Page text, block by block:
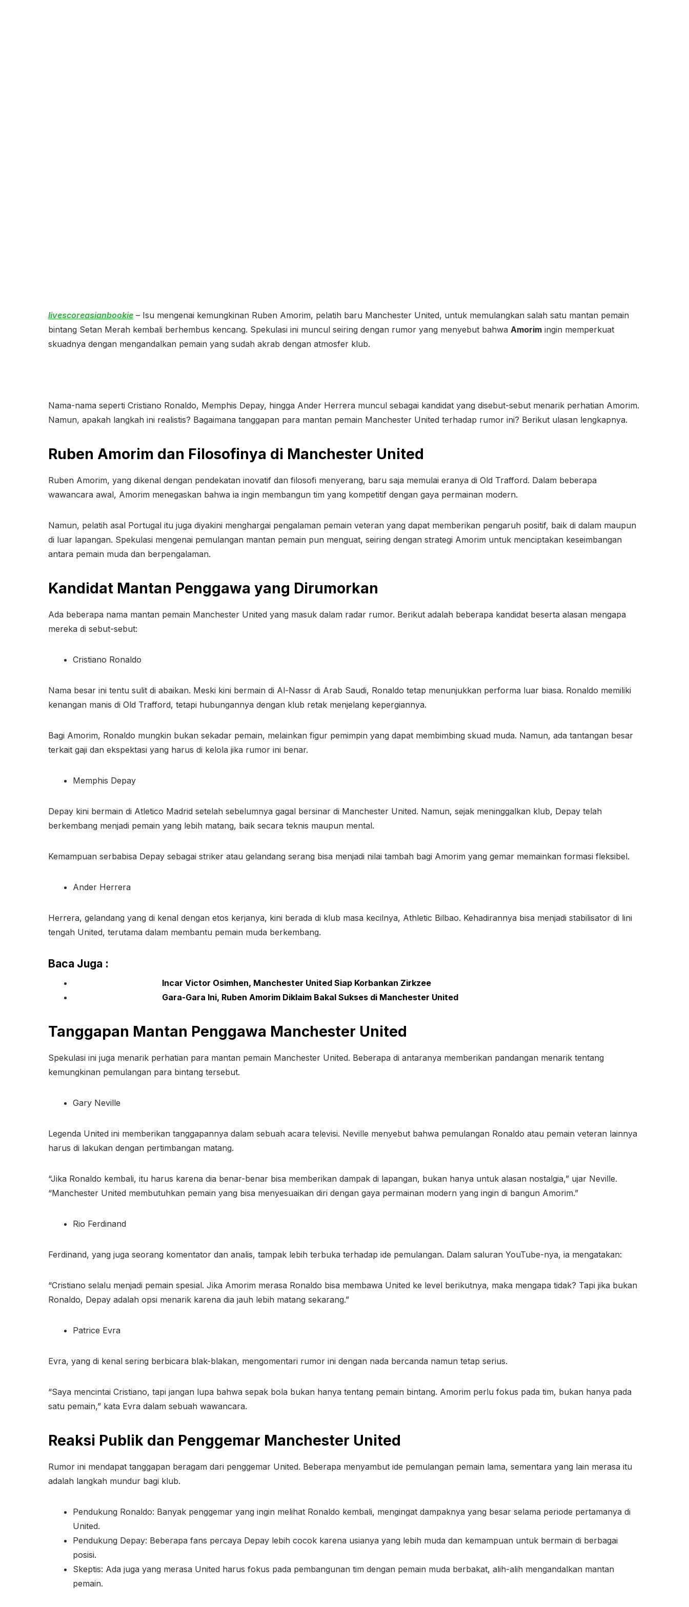
livescoreasianbookie – Isu mengenai kemungkinan Ruben Amorim, pelatih baru Manchester United, untuk memulangkan salah satu mantan pemain
bintang Setan Merah kembali berhembus kencang. Spekulasi ini muncul seiring dengan rumor yang menyebut bahwa Amorim ingin memperkuat
skuadnya dengan mengandalkan pemain yang sudah akrab dengan atmosfer klub.
Nama-nama seperti Cristiano Ronaldo, Memphis Depay, hingga Ander Herrera muncul sebagai kandidat yang disebut-sebut menarik perhatian Amorim.
Namun, apakah langkah ini realistis? Bagaimana tanggapan para mantan pemain Manchester United terhadap rumor ini? Berikut ulasan lengkapnya.
Ruben Amorim dan Filosofinya di Manchester United
Ruben Amorim, yang dikenal dengan pendekatan inovatif dan filosofi menyerang, baru saja memulai eranya di Old Trafford. Dalam beberapa
wawancara awal, Amorim menegaskan bahwa ia ingin membangun tim yang kompetitif dengan gaya permainan modern.
Namun, pelatih asal Portugal itu juga diyakini menghargai pengalaman pemain veteran yang dapat memberikan pengaruh positif, baik di dalam maupun
di luar lapangan. Spekulasi mengenai pemulangan mantan pemain pun menguat, seiring dengan strategi Amorim untuk menciptakan keseimbangan
antara pemain muda dan berpengalaman.
Kandidat Mantan Penggawa yang Dirumorkan
Ada beberapa nama mantan pemain Manchester United yang masuk dalam radar rumor. Berikut adalah beberapa kandidat beserta alasan mengapa
mereka di sebut-sebut:
Cristiano Ronaldo
Nama besar ini tentu sulit di abaikan. Meski kini bermain di Al-Nassr di Arab Saudi, Ronaldo tetap menunjukkan performa luar biasa. Ronaldo memiliki
kenangan manis di Old Trafford, tetapi hubungannya dengan klub retak menjelang kepergiannya.
Bagi Amorim, Ronaldo mungkin bukan sekadar pemain, melainkan figur pemimpin yang dapat membimbing skuad muda. Namun, ada tantangan besar
terkait gaji dan ekspektasi yang harus di kelola jika rumor ini benar.
Memphis Depay
Depay kini bermain di Atletico Madrid setelah sebelumnya gagal bersinar di Manchester United. Namun, sejak meninggalkan klub, Depay telah
berkembang menjadi pemain yang lebih matang, baik secara teknis maupun mental.
Kemampuan serbabisa Depay sebagai striker atau gelandang serang bisa menjadi nilai tambah bagi Amorim yang gemar memainkan formasi fleksibel.
Ander Herrera
Herrera, gelandang yang di kenal dengan etos kerjanya, kini berada di klub masa kecilnya, Athletic Bilbao. Kehadirannya bisa menjadi stabilisator di lini
tengah United, terutama dalam membantu pemain muda berkembang.
Baca Juga :
Incar Victor Osimhen, Manchester United Siap Korbankan Zirkzee
Gara-Gara Ini, Ruben Amorim Diklaim Bakal Sukses di Manchester United
Tanggapan Mantan Penggawa Manchester United
Spekulasi ini juga menarik perhatian para mantan pemain Manchester United. Beberapa di antaranya memberikan pandangan menarik tentang
kemungkinan pemulangan para bintang tersebut.
Gary Neville
Legenda United ini memberikan tanggapannya dalam sebuah acara televisi. Neville menyebut bahwa pemulangan Ronaldo atau pemain veteran lainnya
harus di lakukan dengan pertimbangan matang.
“Jika Ronaldo kembali, itu harus karena dia benar-benar bisa memberikan dampak di lapangan, bukan hanya untuk alasan nostalgia,” ujar Neville.
“Manchester United membutuhkan pemain yang bisa menyesuaikan diri dengan gaya permainan modern yang ingin di bangun Amorim.”
Rio Ferdinand
Ferdinand, yang juga seorang komentator dan analis, tampak lebih terbuka terhadap ide pemulangan. Dalam saluran YouTube-nya, ia mengatakan:
“Cristiano selalu menjadi pemain spesial. Jika Amorim merasa Ronaldo bisa membawa United ke level berikutnya, maka mengapa tidak? Tapi jika bukan
Ronaldo, Depay adalah opsi menarik karena dia jauh lebih matang sekarang.”
Patrice Evra
Evra, yang di kenal sering berbicara blak-blakan, mengomentari rumor ini dengan nada bercanda namun tetap serius.
“Saya mencintai Cristiano, tapi jangan lupa bahwa sepak bola bukan hanya tentang pemain bintang. Amorim perlu fokus pada tim, bukan hanya pada
satu pemain,” kata Evra dalam sebuah wawancara.
Reaksi Publik dan Penggemar Manchester United
Rumor ini mendapat tanggapan beragam dari penggemar United. Beberapa menyambut ide pemulangan pemain lama, sementara yang lain merasa itu
adalah langkah mundur bagi klub.
Pendukung Ronaldo: Banyak penggemar yang ingin melihat Ronaldo kembali, mengingat dampaknya yang besar selama periode pertamanya di
United.
Pendukung Depay: Beberapa fans percaya Depay lebih cocok karena usianya yang lebih muda dan kemampuan untuk bermain di berbagai
posisi.
Skeptis: Ada juga yang merasa United harus fokus pada pembangunan tim dengan pemain muda berbakat, alih-alih mengandalkan mantan
pemain.